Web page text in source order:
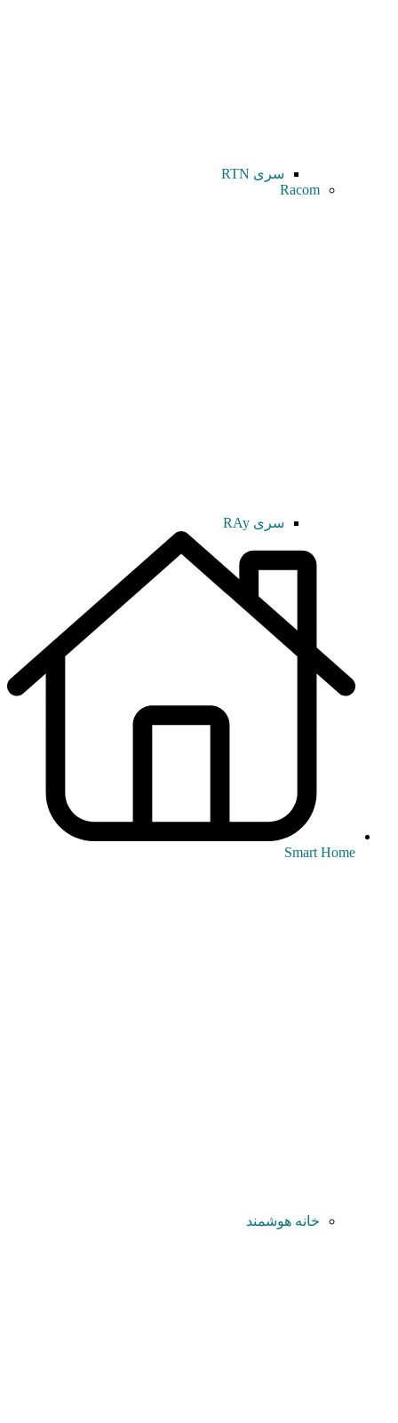
سری RTN
Racom
سری RAy
Smart Home
خانه هوشمند